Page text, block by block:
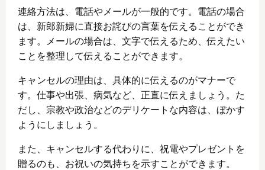
連絡方法は、電話やメールが一般的です。電話の場合
は、新郎新婦に直接お詫びの言葉を伝えることができ
ます。メールの場合は、文字で伝えるため、伝えたい
ことを整理して伝えることができます。
キャンセルの理由は、具体的に伝えるのがマナーで
す。仕事や出張、病気など、正直に伝えましょう。た
だし、宗教や政治などのデリケートな内容は、ぼかす
ようにしましょう。
また、キャンセルする代わりに、祝電やプレゼントを
贈るのも、お祝いの気持ちを示すことができます。